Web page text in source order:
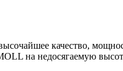
качество,
на недосягаемую